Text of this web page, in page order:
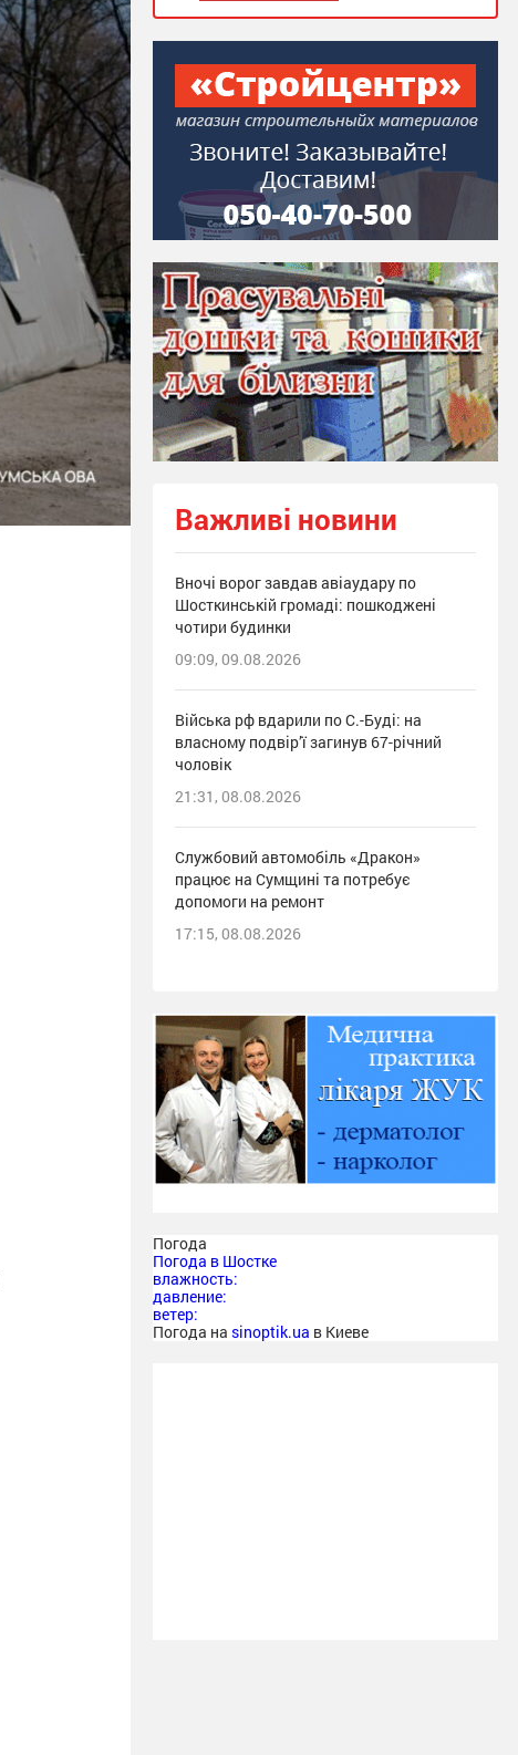
Важливі новини
Вночі ворог завдав авіаудару по
Шосткинській громаді: пошкоджені
чотири будинки
09:09, 09.08.2026
Війська рф вдарили по С.-Буді: на
власному подвір’ї загинув 67-річний
чоловік
21:31, 08.08.2026
Службовий автомобіль «Дракон»
працює на Сумщині та потребує
допомоги на ремонт
17:15, 08.08.2026
Погода
Погода в Шостке
влажность:
давление:
ветер:
Погода на sinoptik.ua в Киеве